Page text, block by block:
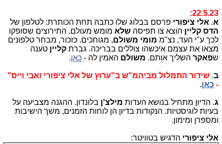
22.5.23:
א. אלי ציפורי פרסם בבלוג שלו כתבה תחת הכותרת: לטלפון של
הדס קליין הוצא צו תפיסה שלא מומש מעולם. התירוצים שסופקו
לכך ע"י העד, נצ"מ מומי משולם, מגוחכים. כזכור, מבחר טלפונים
מצאו את עצמם איכשהו צוללים בבריכה. גברת קליין טענה
שפאקר השליך אותם. משולם האמין לה - כאן.
ב. שידור התמלול מביהמ"ש ב"ערוץ של אלי ציפורי ואבי וייס"
- כאן.
ג. הדיון מתחיל בנושא העדות מילצ'ן בלונדון. ההגנה מצביעה על
בעיות לוגיסטיות. הנקודות בדיון הן לוחות הזמנים, משך הישיבות
ומספרן ומימון.
אלי ציפורי הדגיש בטוויטר: